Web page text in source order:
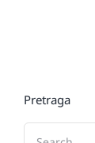
Pretraga